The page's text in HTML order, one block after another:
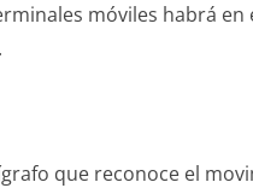
móviles habrá
que reconoce el